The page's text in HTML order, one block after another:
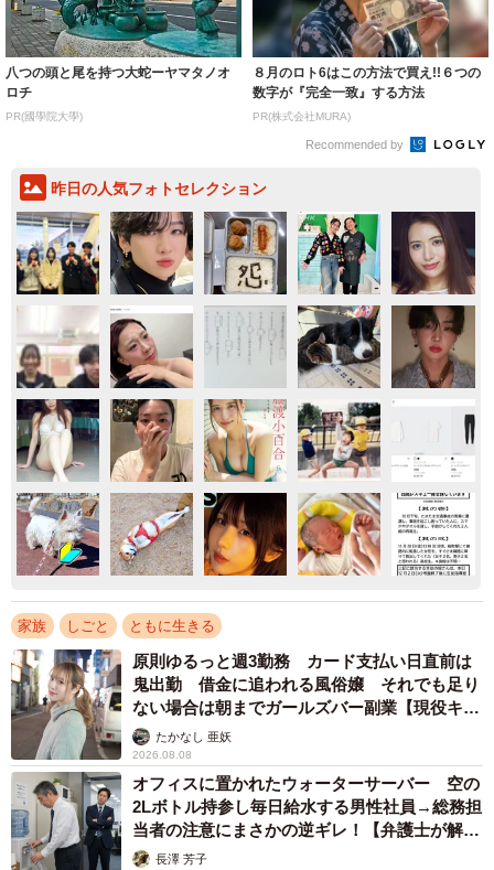
八つの頭と尾を持つ大蛇ーヤマタノオ
ロチ
PR(國學院大學)
８月のロト6はこの方法で買え!!６つの
数字が『完全一致』する方法
PR(株式会社MURA)
Recommended by
昨日の人気フォトセレクション
家族 しごと ともに生きる
原則ゆるっと週3勤務 カード支払い日直前は
鬼出勤 借金に追われる風俗嬢 それでも足り
ない場合は朝までガールズバー副業【現役キャ
ストに取材】
たかなし 亜妖
2026.08.08
オフィスに置かれたウォーターサーバー 空の
2Lボトル持参し毎日給水する男性社員→総務担
当者の注意にまさかの逆ギレ！【弁護士が解
説】長澤 芳子